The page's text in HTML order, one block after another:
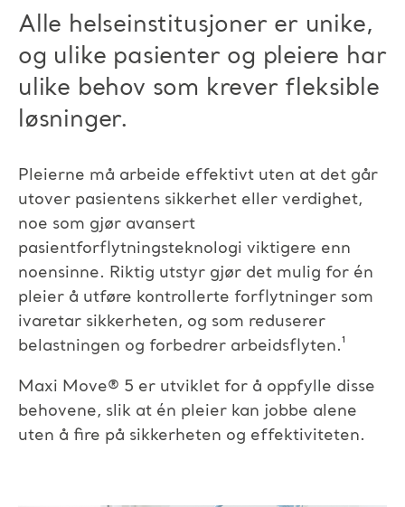
Alle helseinstitusjoner er unike,
og ulike pasienter og pleiere har
ulike behov som krever fleksible
løsninger.
Pleierne må arbeide effektivt uten at det går
utover pasientens sikkerhet eller verdighet,
noe som gjør avansert
pasientforflytningsteknologi viktigere enn
noensinne. Riktig utstyr gjør det mulig for én
pleier å utføre kontrollerte forflytninger som
ivaretar sikkerheten, og som reduserer
belastningen og forbedrer arbeidsflyten.¹
Maxi Move® 5 er utviklet for å oppfylle disse
behovene, slik at én pleier kan jobbe alene
uten å fire på sikkerheten og effektiviteten.